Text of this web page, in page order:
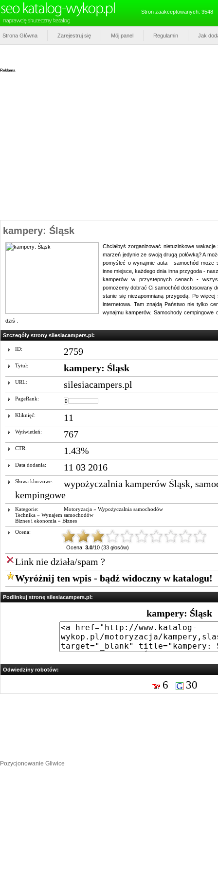
Stron zaakceptowanych: 3548
Strona Główna Zarejestruj się Mój panel Regulamin Jak
Reklama
kampery: Śląsk
Chciałbyś zorganizować nietuzinkowe
marzeń jedynie ze swoją drugą połówką? A
pomyśleć o wynajmie auta - samochód może
inne miejsce, każdego dnia inna przygoda -
kamperów w przystepnych cenach -
pomożemy dobrać Ci samochód dostosowany
stanie się niezapomnianą przygodą. Po
internetowa. Tam znajdą Państwo nie tylko
wynajmu kamperów. Samochody
dziś .
Szczegóły strony silesiacampers.pl:
ID: 2759
Tytuł: kampery: Śląsk
URL: silesiacampers.pl
PageRank:
Kliknięć: 11
Wyświetleń: 767
CTR: 1.43%
Data dodania: 11 03 2016
Słowa kluczowe: wypożyczalnia kamperów Śląsk,
kempingowe
Kategorie: Motoryzacja » Wypożyczalnia samochodów
Technika » Wynajem samochodów
Biznes i ekonomia » Biznes
Ocena:
Ocena: 3.0/10 (33 głosów)
Link nie działa/spam ?
Wyróżnij ten wpis - bądź widoczny w katalogu!
Podlinkuj stronę silesiacampers.pl:
kampery: Śląsk
Odwiedziny robotów:
6 30
Pozycjonowanie Gliwice